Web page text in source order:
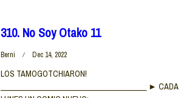
310. No Soy Otako 11
Berni Dec 14, 2022
LOS TAMOGOTCHIARON!
________________________________________ ► CADA